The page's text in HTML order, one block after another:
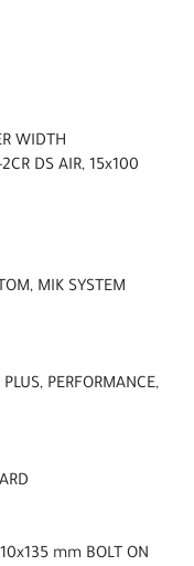
WIDTH
DS AIR, 15x100
MIK SYSTEM
PERFORMANCE,
mm BOLT ON